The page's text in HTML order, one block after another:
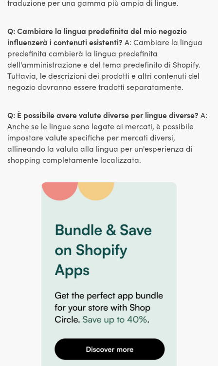
traduzione per una gamma più ampia di lingue.
Q: Cambiare la lingua predefinita del mio negozio
influenzerà i contenuti esistenti? A: Cambiare la lingua
predefinita cambierà la lingua predefinita
dell'amministrazione e del tema predefinito di Shopify.
Tuttavia, le descrizioni dei prodotti e altri contenuti del
negozio dovranno essere tradotti separatamente.
Q: È possibile avere valute diverse per lingue diverse? A:
Anche se le lingue sono legate ai mercati, è possibile
impostare valute specifiche per mercati diversi,
allineando la valuta alla lingua per un'esperienza di
shopping completamente localizzata.